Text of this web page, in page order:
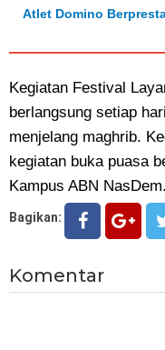
Atlet Domino
Kegiatan Festival
berlangsung setiap
menjelang maghrib.
kegiatan buka puasa
Kampus ABN
Bagikan:
Komentar